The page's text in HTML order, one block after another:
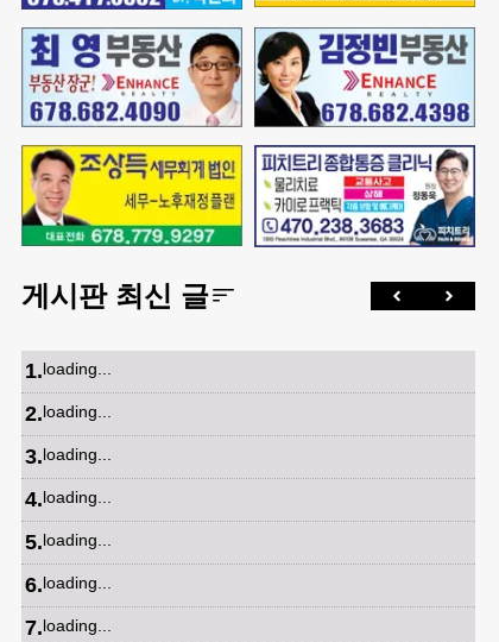
게시판 최신 글
1.loading...
2.loading...
3.loading...
4.loading...
5.loading...
6.loading...
7.loading...